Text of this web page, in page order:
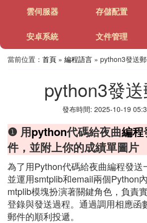
雲伺服器 存儲配置
安卓系統 文件管理
當前位置： 首頁 » 編程語言 » python3發送
python3發
發布時間: 2025-10-19
❶ 用python代碼給夜曲編程
件，並附上你的成績單圖片
為了用Python代碼給夜曲編程發送
並運用smtplib和email兩個Python
mtplib模塊扮演著關鍵角色，負責
登錄與發送過程。通過調用相應函
郵件的順利投遞。